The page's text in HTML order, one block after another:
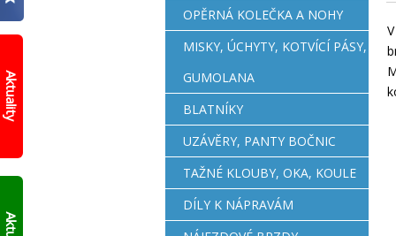
OPĚRNÁ KOLEČKA A NOHY
MISKY, ÚCHYTY, KOTVÍCÍ PÁSY,
GUMOLANA
BLATNÍKY
UZÁVĚRY, PANTY BOČNIC
TAŽNÉ KLOUBY, OKA, KOULE
DÍLY K NÁPRAVÁM
místo
v
garáži?
Opravdu
Prohlédněte
francouzský
přívěs
Aktuality
10%